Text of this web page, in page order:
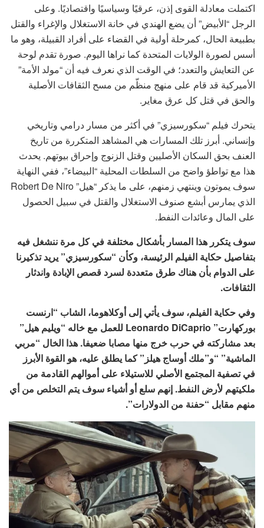
اكتملت معادلة القوى إذن، عرقيًا وسياسيًا واقتصاديًا. وعلى
الرجل “الأبيض” أن يضع الهندي في خانة الاستغلال والإغراء والقتل
بطبيعة الحال، كمرحلة أولية في القضاء على أفراد القبيلة، وهو ما
أسس لصورة الولايات المتحدة كما نراها اليوم. صورة تقدم لوحة
عن التعايش والتعدد؛ في الوقت الذي نعرف فيه أن “مولد الأمة”
الأميركية قد قام على منهج منظّم من مسح الثقافات الأصلية
والحق في قتل كل عرق مغاير.
يتحرك فيلم “سكورسيزي” في أكثر من مسار درامي وتاريخي
وإنساني. أبرز تلك المسارات هي المشاهد المتكررة من تاريخ
العنف بحق السكان الأصليين وقتل الزنوج وإحراق بيوتهم. يحدث
هذا مع تواطؤ واضح من السلطات المحلية “البيضاء”، ففي النهاية
سوف يموتون وينتهي زمنهم، على ما يذكر “هيل” Robert De Niro
الذي يمارس أبشع صنوف الاستغلال والقتل في سبيل الحصول
على المال وعائدات النفط.
سوف يتكرر هذا المسار بأشكال مختلفة في كل مرة ننشغل فيه
بتفاصيل حكاية الفيلم الرئيسة، وكأن “سكورسيزي” يريد تذكيرنا
على الدوام بأن هناك طرق متعددة لسرد قصص الإبادة واندثار
الثقافات.
وفي حكاية الفيلم، سوف يأتي إلى أوكلاهوما، الشاب “ارنست
بوركهارت” Leonardo DiCaprio للعمل مع خاله “ويليم هيل”
بعد مشاركته في حرب خرج منها مصابا ضعيفا. هذا الخال “مربي
الماشية” “و”ملك أوساج هيلز” كما يطلق عليه، هو القوة الأبرز
في تصفية المجتمع الأصلي للاستيلاء على أموالهم القادمة من
ملكيتهم لأرض النفط. إنهم سلع أو أشياء سوف يتم التخلص من أي
منهم مقابل “حفنة من الدولارات”.